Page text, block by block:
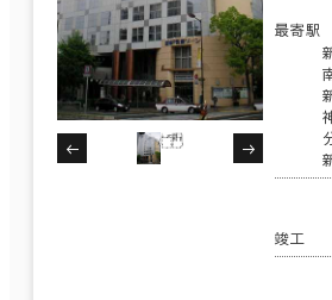
最寄駅
竣工